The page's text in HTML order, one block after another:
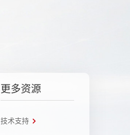
更多资源
技术支持